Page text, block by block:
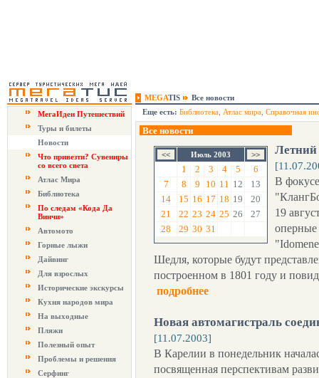
MEGATIS
Все новости
МегаИдеи Путешествий
Туры и билеты
Новости
Что привезти? Сувениры
со всего света
Атлас Мира
Библиотека
По следам «Кода Да
Винчи»
Автомото
Горные лыжи
Дайвинг
Для взрослых
Исторические экскурсы
Кухня народов мира
На выходные
Пляжи
Полезный опыт
Проблемы и решения
Серфинг
Еще есть: Библиотека Атлас мира Справочная
Все новости
Июль 2003
1 2 3 4 5
6
7
8 9 10 11 12
13
14
15 16 17 18 19
20
21
22 23 24 25 26
27
28
29 30 31
Летний
В
19
Шедля, которые будут
построенном в 1801 году и
подробнее
Новая автомагистраль
[11.07.2003]
В Карелии в понедельник
посвященная перспективам